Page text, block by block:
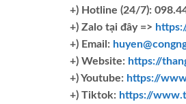
+) Hotline (24/7):
+) Zalo tại đây =>
+) Email:
+) Website: https://
+) Youtube: https://
+) Tiktok: https://